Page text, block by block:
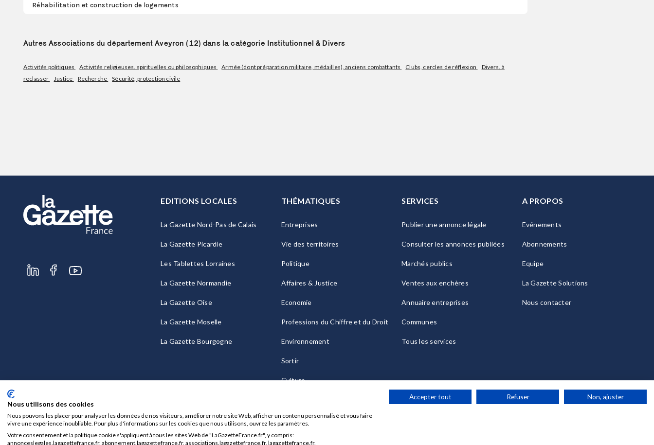
Réhabilitation et construction de logements
Autres Associations du département Aveyron (12) dans la catégorie Institutionnel & Divers
Activités politiques Activités religieuses, spirituelles ou philosophiques Armée (dont préparation militaire, médailles), anciens combattants Clubs, cercles de réflexion
Divers, à
reclasser
Justice Recherche Sécurité, protection civile
EDITIONS LOCALES
La Gazette Nord-Pas de Calais
La Gazette Picardie
Les Tablettes Lorraines
La Gazette Normandie
La Gazette Oise
La Gazette Moselle
La Gazette Bourgogne
THÉMATIQUES
Entreprises
Vie des territoires
Politique
Affaires & Justice
Economie
Professions du Chiffre et du Droit
Environnement
Sortir
Culture
SERVICES
Publier une annonce légale
Consulter les annonces publiées
Marchés publics
Ventes aux enchères
Annuaire entreprises
Communes
Tous les services
A PROPOS
Evénements
Abonnements
Equipe
La Gazette Solutions
Nous contacter
Mentions légales CGU/CGV Données personnelles Charte sur les cookies
Nous utilisons des cookies
Nous pouvons les placer pour analyser les données de nos visiteurs, améliorer notre site Web, afficher un contenu personnalisé et vous faire
vivre une expérience inoubliable. Pour plus d'informations sur les cookies que nous utilisons, ouvrez les paramètres.
Votre consentement et la politique cookie s'appliquent à tous les sites Web de "LaGazetteFrance.fr", y compris:
annonceslegales.lagazettefrance.fr, abonnement.lagazettefrance.fr, associations.lagazettefrance.fr, lagazettefrance.fr,
Accepter tout Refuser Non, ajuster